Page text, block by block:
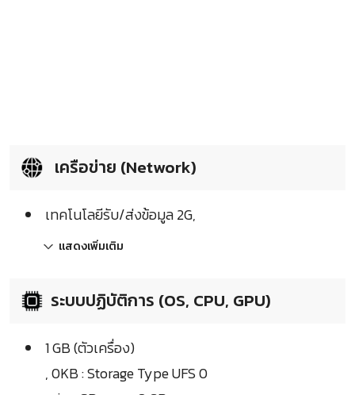
เครือข่าย (Network)
เทคโนโลยีรับ/ส่งข้อมูล 2G,
แสดงเพิ่มเติม
ระบบปฏิบัติการ (OS, CPU, GPU)
1 GB (ตัวเครื่อง)
, 0KB : Storage Type UFS 0